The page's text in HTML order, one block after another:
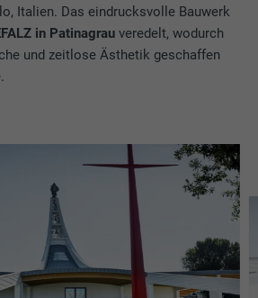
Italien. Das eindrucksvolle Bauwerk
in Patinagrau veredelt, wodurch
und zeitlose Ästhetik geschaffen